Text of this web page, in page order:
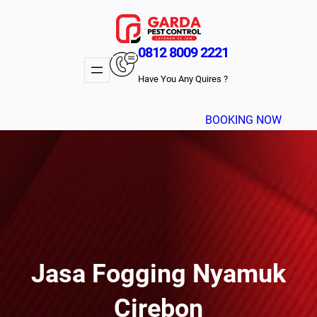
0812 8009 2221
Have You Any Quires ?
BOOKING NOW
Jasa Fogging Nyamuk
Cirebon